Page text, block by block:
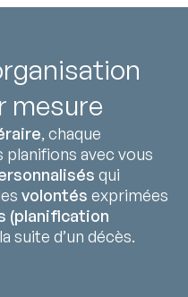
mesure
, chaque
planifions avec vous
qui
volontés exprimées
(planification
suite d’un décès.